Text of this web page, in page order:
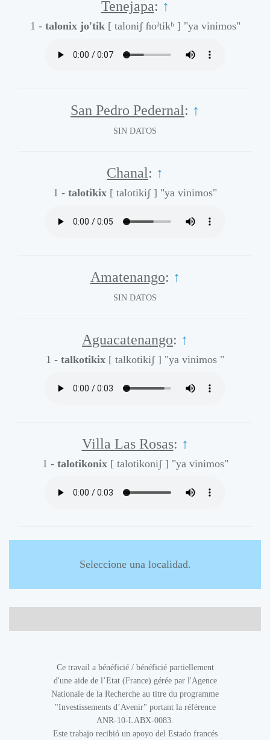
Tenejapa: ↑
1 - talonix jo'tik [ taloniʃ ɦoˀtikʰ ] "ya vinimos"
San Pedro Pedernal: ↑
SIN DATOS
Chanal: ↑
1 - talotikix [ talotikiʃ ] "ya vinimos"
Amatenango: ↑
SIN DATOS
Aguacatenango: ↑
1 - talkotikix [ talkotikiʃ ] "ya vinimos "
Villa Las Rosas: ↑
1 - talotikonix [ talotikoniʃ ] "ya vinimos"
Seleccione una localidad.
Ce travail a bénéficié / bénéficié partiellement
d'une aide de l’Etat (France) gérée par l'Agence
Nationale de la Recherche au titre du programme
"Investissements d’Avenir" portant la référence
ANR-10-LABX-0083.
Este trabajo recibió un apoyo del Estado francés